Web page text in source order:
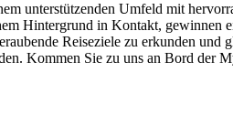
unterstützenden Umfeld mit
Hintergrund in Kontakt,
Reiseziele zu erkunden
Kommen Sie zu uns an Bord der